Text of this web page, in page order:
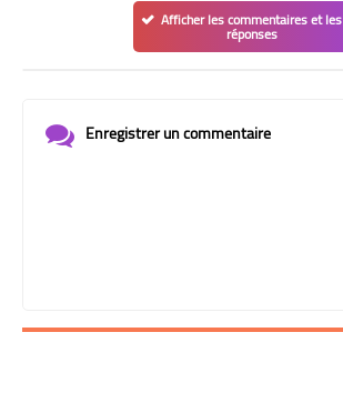
Afficher les commentaires et les
réponses
Enregistrer un commentaire